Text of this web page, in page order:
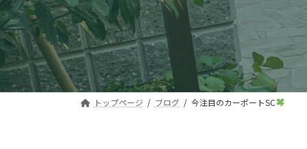
トップページ ブログ 今注目のカーポートSC